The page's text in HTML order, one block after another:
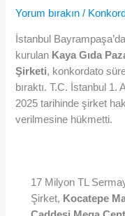
Yorum bırakın /
İstanbul
kurulan Kaya Gıda
Şirketi, konkordato
bıraktı. T.C. İstanbul
2025 tarihinde şirket
verilmesine hükmetti.
17 Milyon TL
Şirket, Kocatepe